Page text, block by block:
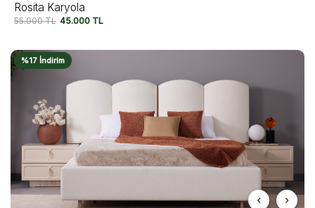
Rosita Karyola
55.000TL 45.000 TL
%17 İndirim